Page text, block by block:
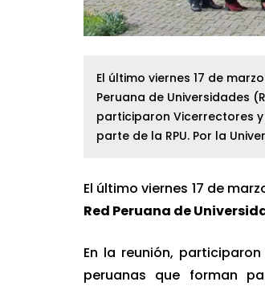
El último viernes 17 de
Peruana de Universidades
participaron Vicerrectores
parte de la RPU. Por la
El último viernes 17 de
Red Peruana de
En la reunión,
peruanas que forman